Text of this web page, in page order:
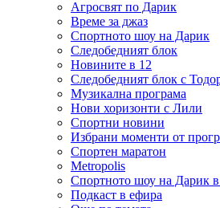
Агросвят по Дарик
Време за джаз
Спортното шоу на Дарик
Следобедният блок
Новините в 12
Следобедният блок с
Музикална програма
Нови хоризонти с Лили
Спортни новини
Избрани моменти от
Спортен маратон
Metropolis
Спортното шоу на Дарик в
Подкаст в ефира